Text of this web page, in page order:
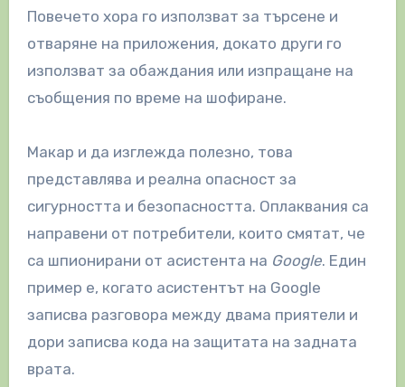
Повечето хора го използват за търсене и
отваряне на приложения, докато други го
използват за обаждания или изпращане на
съобщения по време на шофиране.
Макар и да изглежда полезно, това
представлява и реална опасност за
сигурността и безопасността. Оплаквания са
направени от потребители, които смятат, че
са шпионирани от асистента на Google. Един
пример е, когато асистентът на Google
записва разговора между двама приятели и
дори записва кода на защитата на задната
врата.